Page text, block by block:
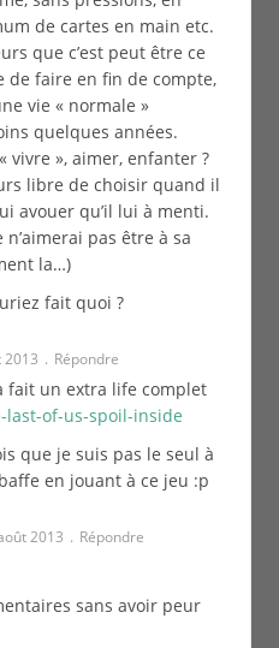
de cartes en main etc.
que c’est peut être ce
de faire en fin de compte,
vie « normale »
quelques années.
vivre », aimer, enfanter ?
libre de choisir quand il
avouer qu’il lui à menti.
n’aimerai pas être à sa
la…)
fait quoi ?
2013 Répondre
fait un extra life complet
last-of-us-spoil-inside
que je suis pas le seul à
en jouant à ce jeu :p
2013 Répondre
sans avoir peur